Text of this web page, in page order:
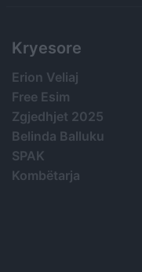
Kryesore
Erion Veliaj
Free Esim
Zgjedhjet 2025
Belinda Balluku
SPAK
Kombëtarja